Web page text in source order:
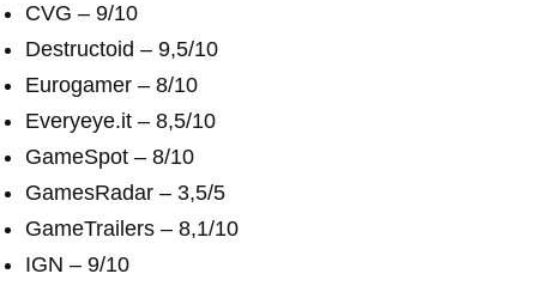
CVG – 9/10
Destructoid – 9,5/10
Eurogamer – 8/10
Everyeye.it – 8,5/10
GameSpot – 8/10
GamesRadar – 3,5/5
GameTrailers – 8,1/10
IGN – 9/10